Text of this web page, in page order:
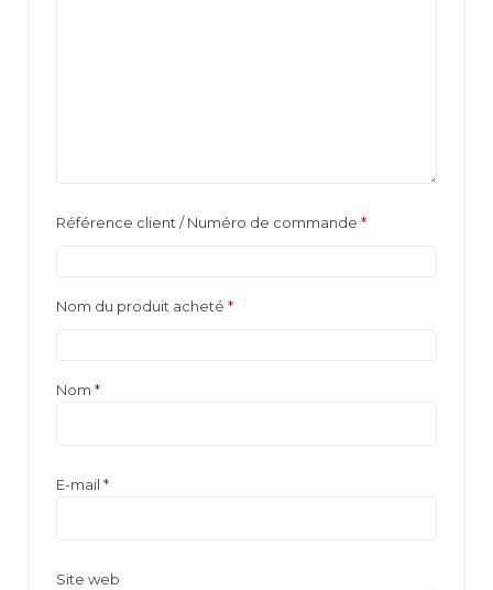
Référence client / Numéro de commande *
Nom du produit acheté *
Nom *
E-mail *
Site web